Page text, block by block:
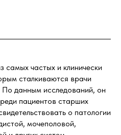
частых и клинически
сталкиваются врачи
По данным исследований, он
пациентов старших
о патологии
мочеполовой,